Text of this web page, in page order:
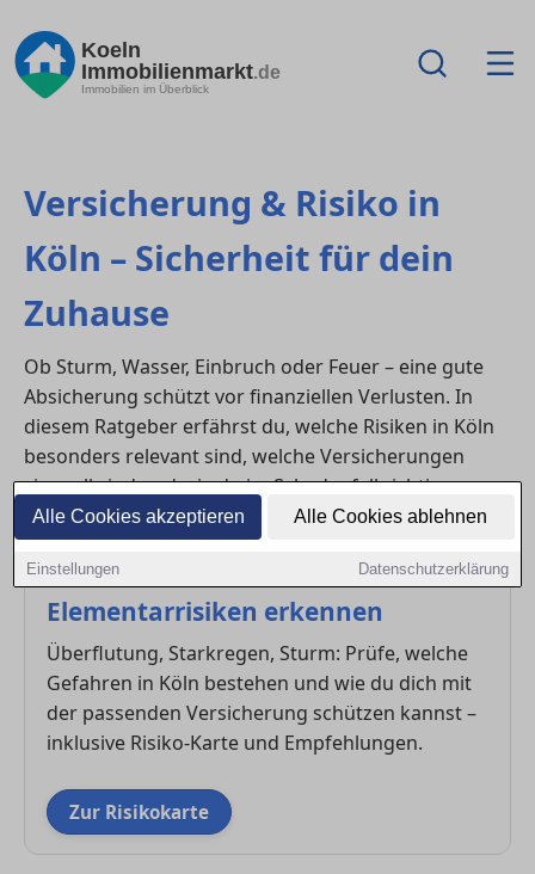
Alle Cookies akzeptieren Alle Cookies ablehnen
Einstellungen Datenschutzerklärung
Koeln
Immobilienmarkt.de
Immobilien im Überblick
Versicherung & Risiko in
Köln – Sicherheit für dein
Zuhause
Ob Sturm, Wasser, Einbruch oder Feuer – eine gute
Absicherung schützt vor finanziellen Verlusten. In
diesem Ratgeber erfährst du, welche Risiken in Köln
besonders relevant sind, welche Versicherungen
sinnvoll sind und wie du im Schadenfall richtig
reagierst.
Elementarrisiken erkennen
Überflutung, Starkregen, Sturm: Prüfe, welche
Gefahren in Köln bestehen und wie du dich mit
der passenden Versicherung schützen kannst –
inklusive Risiko-Karte und Empfehlungen.
Zur Risikokarte